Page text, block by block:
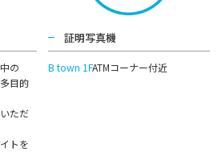
の
⽬的
ただ
トを
証明写真機
B town 1FATMコーナー付近